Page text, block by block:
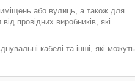
або вулиць, а також для
провідних виробників, які
кабелі та інші, які можуть